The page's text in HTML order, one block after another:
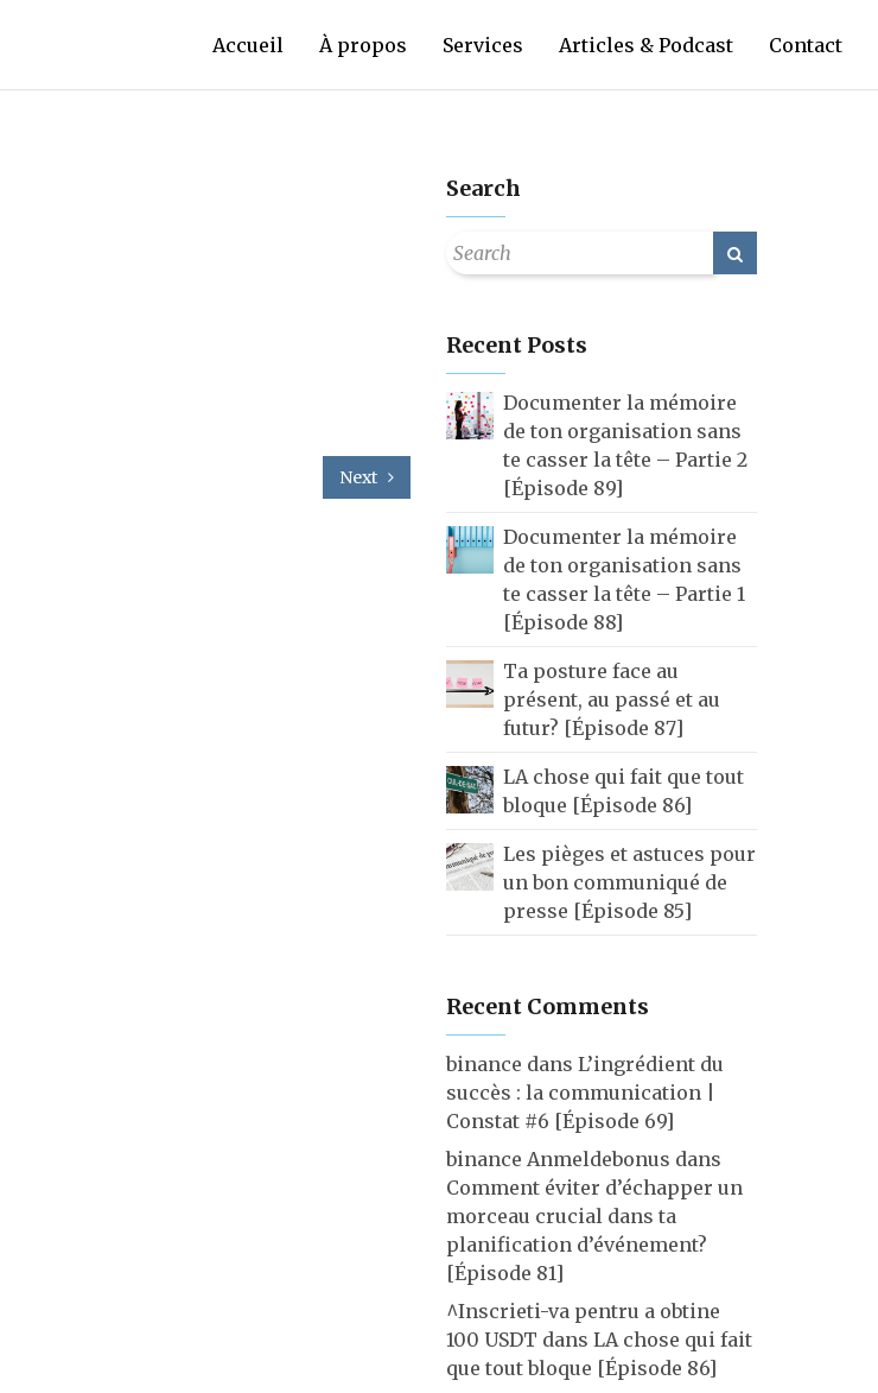
Accueil À propos Services Articles & Podcast Contact
Next
Search
Recent Posts
Documenter la mémoire
de ton organisation sans
te casser la tête – Partie 2
[Épisode 89]
Documenter la mémoire
de ton organisation sans
te casser la tête – Partie 1
[Épisode 88]
Ta posture face au
présent, au passé et au
futur? [Épisode 87]
LA chose qui fait que tout
bloque [Épisode 86]
Les pièges et astuces pour
un bon communiqué de
presse [Épisode 85]
Recent Comments
binance dans L’ingrédient du
succès : la communication |
Constat #6 [Épisode 69]
binance Anmeldebonus dans
Comment éviter d’échapper un
morceau crucial dans ta
planification d’événement?
[Épisode 81]
^Inscrieti-va pentru a obtine
100 USDT dans LA chose qui fait
que tout bloque [Épisode 86]